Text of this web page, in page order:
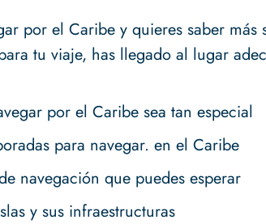
por el Caribe y quieres saber
tu viaje, has llegado al lugar
por el Caribe sea tan especial
para navegar. en el Caribe
navegación que puedes esperar
y sus infraestructuras